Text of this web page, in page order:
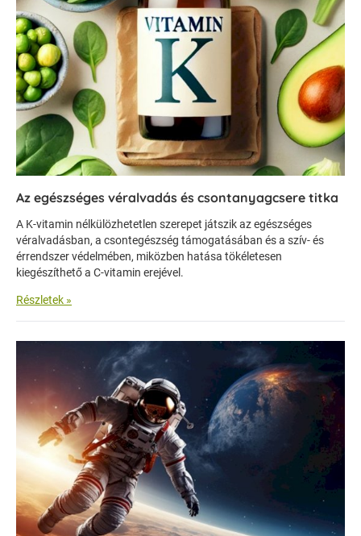
Az egészséges véralvadás és csontanyagcsere titka
A K-vitamin nélkülözhetetlen szerepet játszik az egészséges
véralvadásban, a csontegészség támogatásában és a szív- és
érrendszer védelmében, miközben hatása tökéletesen
kiegészíthető a C-vitamin erejével.
Részletek »